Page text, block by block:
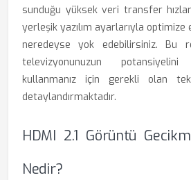
sunduğu yüksek veri transfer
yerleşik yazılım ayarlarıyla
neredeyse yok edebilirsiniz. Bu
televizyonunuzun
kullanmanız için gerekli olan
detaylandırmaktadır.
HDMI 2.1 Görüntü
Nedir?